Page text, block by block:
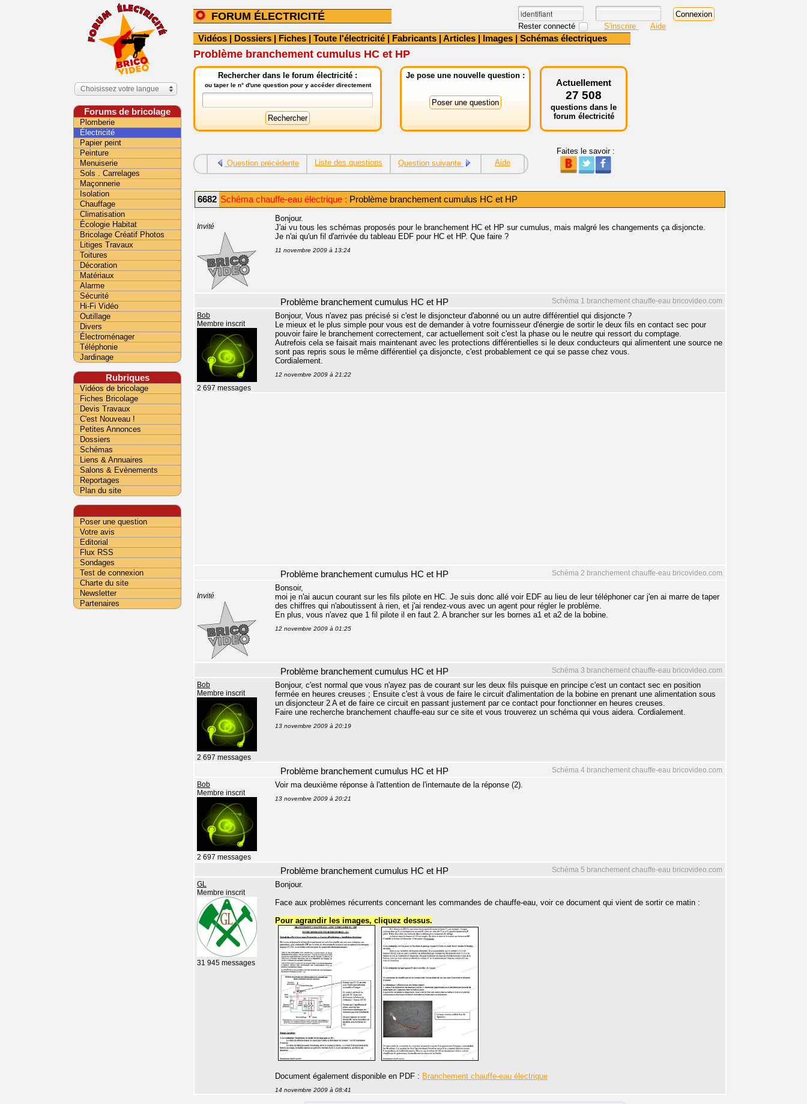
FORUM ÉLECTRICITÉ
Rester connecté S'inscrire Aide
Vidéos | Dossiers | Fiches | Toute l'électricité | Fabricants | Articles | Images | Schémas électriques
Problème branchement cumulus HC et HP
Rechercher dans le forum électricité :
ou taper le n° d'une question pour y accéder directement
Je pose une nouvelle question :
Actuellement
27 508
questions dans le
forum électricité
Question précédente Liste des questions Question suivante Aide
Faites le savoir :
6682 Schéma chauffe-eau électrique : Problème branchement cumulus HC et HP
Invité
Bonjour.
J'ai vu tous les schémas proposés pour le branchement HC et HP sur cumulus, mais malgré les changements ça disjoncte.
Je n'ai qu'un fil d'arrivée du tableau EDF pour HC et HP. Que faire ?
11 novembre 2009 à 13:24
Schéma 1 branchement chauffe-eau bricovideo.com
Problème branchement cumulus HC et HP
Bob
Membre inscrit
2 697 messages
Bonjour, Vous n'avez pas précisé si c'est le disjoncteur d'abonné ou un autre différentiel qui disjoncte ?
Le mieux et le plus simple pour vous est de demander à votre fournisseur d'énergie de sortir le deux fils en contact sec pour
pouvoir faire le branchement correctement, car actuellement soit c'est la phase ou le neutre qui ressort du comptage.
Autrefois cela se faisait mais maintenant avec les protections différentielles si le deux conducteurs qui alimentent une source ne
sont pas repris sous le même différentiel ça disjoncte, c'est probablement ce qui se passe chez vous.
Cordialement.
12 novembre 2009 à 21:22
Schéma 2 branchement chauffe-eau bricovideo.com
Problème branchement cumulus HC et HP
Invité
Bonsoir,
moi je n'ai aucun courant sur les fils pilote en HC. Je suis donc allé voir EDF au lieu de leur téléphoner car j'en ai marre de taper
des chiffres qui n'aboutissent à rien, et j'ai rendez-vous avec un agent pour régler le problème.
En plus, vous n'avez que 1 fil pilote il en faut 2. A brancher sur les bornes a1 et a2 de la bobine.
12 novembre 2009 à 01:25
Schéma 3 branchement chauffe-eau bricovideo.com
Problème branchement cumulus HC et HP
Bob
Membre inscrit
2 697 messages
Bonjour, c'est normal que vous n'ayez pas de courant sur les deux fils puisque en principe c'est un contact sec en position
fermée en heures creuses ; Ensuite c'est à vous de faire le circuit d'alimentation de la bobine en prenant une alimentation sous
un disjoncteur 2 A et de faire ce circuit en passant justement par ce contact pour fonctionner en heures creuses.
Faire une recherche branchement chauffe-eau sur ce site et vous trouverez un schéma qui vous aidera. Cordialement.
13 novembre 2009 à 20:19
Schéma 4 branchement chauffe-eau bricovideo.com
Problème branchement cumulus HC et HP
Bob
Membre inscrit
2 697 messages
Voir ma deuxième réponse à l'attention de l'internaute de la réponse (2).
13 novembre 2009 à 20:21
Schéma 5 branchement chauffe-eau bricovideo.com
Problème branchement cumulus HC et HP
GL
Membre inscrit
31 945 messages
Bonjour.
Face aux problèmes récurrents concernant les commandes de chauffe-eau, voir ce document qui vient de sortir ce matin :
Pour agrandir les images, cliquez dessus.
Document également disponible en PDF : Branchement chauffe-eau électrique
14 novembre 2009 à 08:41
Choisissez votre langue
Forums de bricolage
Plomberie
Électricité
Papier peint
Peinture
Menuiserie
Sols . Carrelages
Maçonnerie
Isolation
Chauffage
Climatisation
Écologie Habitat
Bricolage Créatif Photos
Litiges Travaux
Toitures
Décoration
Matériaux
Alarme
Sécurité
Hi-Fi Vidéo
Outillage
Divers
Électroménager
Téléphonie
Jardinage
Rubriques
Vidéos de bricolage
Fiches Bricolage
Devis Travaux
C'est Nouveau !
Petites Annonces
Dossiers
Schémas
Liens & Annuaires
Salons & Evènements
Reportages
Plan du site
Poser une question
Votre avis
Editorial
Flux RSS
Sondages
Test de connexion
Charte du site
Newsletter
Partenaires